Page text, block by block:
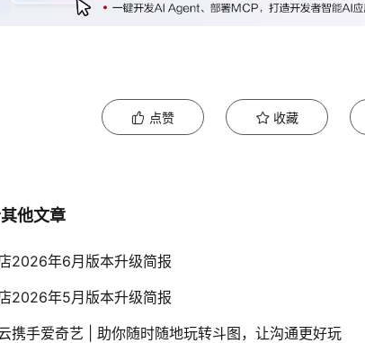
点赞 收藏
他文章
2026年6月版本升级简报
2026年5月版本升级简报
携手爱奇艺 | 助你随时随地玩转斗图，让沟通更好玩